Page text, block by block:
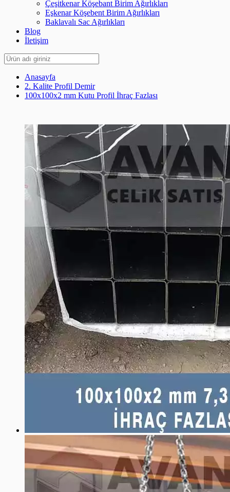
Çeşitkenar Köşebant Birim Ağırlıkları
Eşkenar Köşebent Birim Ağırlıkları
Baklavalı Sac Ağırlıkları
Blog
İletişim
Anasayfa
2. Kalite Profil Demir
100x100x2 mm Kutu Profil İhraç Fazlası